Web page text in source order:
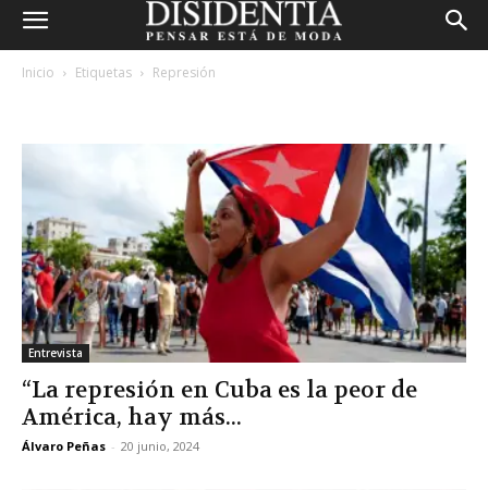
Inicio Etiquetas Represión
Entrevista
“La represión en Cuba es la peor de
América, hay más...
Álvaro Peñas - 20 junio, 2024